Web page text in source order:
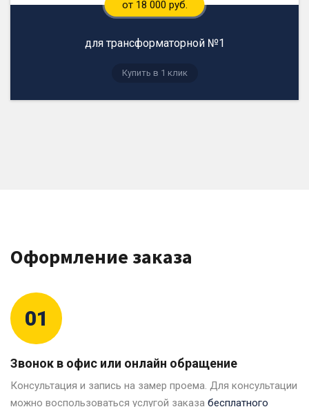
от 18 000 руб.
для трансформаторной №1
Оформление заказа
01
Звонок в офис или онлайн обращение
Консультация и запись на замер проема. Для консультации
можно воспользоваться услугой заказа бесплатного